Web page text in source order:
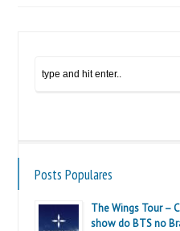
Posts Populares
The Wings Tour –
show do BTS no